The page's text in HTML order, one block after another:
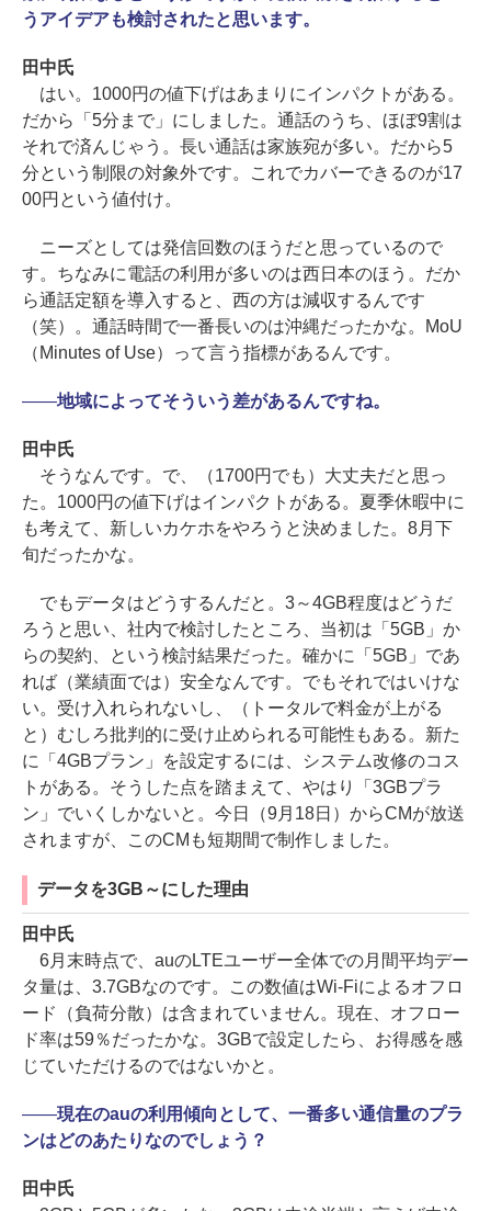
うアイデアも検討されたと思います。
田中氏
はい。1000円の値下げはあまりにインパクトがある。
だから「5分まで」にしました。通話のうち、ほぼ9割は
それで済んじゃう。長い通話は家族宛が多い。だから5
分という制限の対象外です。これでカバーできるのが17
00円という値付け。
ニーズとしては発信回数のほうだと思っているので
す。ちなみに電話の利用が多いのは西日本のほう。だか
ら通話定額を導入すると、西の方は減収するんです
（笑）。通話時間で一番長いのは沖縄だったかな。MoU
（Minutes of Use）って言う指標があるんです。
――地域によってそういう差があるんですね。
田中氏
そうなんです。で、（1700円でも）大丈夫だと思っ
た。1000円の値下げはインパクトがある。夏季休暇中に
も考えて、新しいカケホをやろうと決めました。8月下
旬だったかな。
でもデータはどうするんだと。3～4GB程度はどうだ
ろうと思い、社内で検討したところ、当初は「5GB」か
らの契約、という検討結果だった。確かに「5GB」であ
れば（業績面では）安全なんです。でもそれではいけな
い。受け入れられないし、（トータルで料金が上がる
と）むしろ批判的に受け止められる可能性もある。新た
に「4GBプラン」を設定するには、システム改修のコス
トがある。そうした点を踏まえて、やはり「3GBプラ
ン」でいくしかないと。今日（9月18日）からCMが放送
されますが、このCMも短期間で制作しました。
データを3GB～にした理由
田中氏
6月末時点で、auのLTEユーザー全体での月間平均デー
タ量は、3.7GBなのです。この数値はWi-Fiによるオフロ
ード（負荷分散）は含まれていません。現在、オフロー
ド率は59％だったかな。3GBで設定したら、お得感を感
じていただけるのではないかと。
――現在のauの利用傾向として、一番多い通信量のプラ
ンはどのあたりなのでしょう？
田中氏